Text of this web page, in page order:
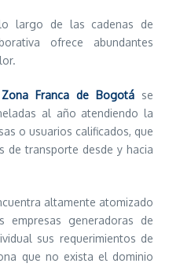
largo de las cadenas de
ofrece abundantes
Zona Franca de Bogotáse
al año atendiendo la
o usuarios calificados, que
de transporte desde y hacia
altamente atomizado
generadoras de
sus requerimientos de
que no exista el dominio